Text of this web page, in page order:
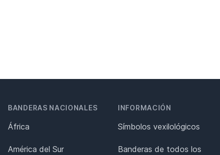
BANDERAS NACIONALES
África
América del Sur
INFORMACIÓN
Símbolos vexilológicos
Banderas de todos los